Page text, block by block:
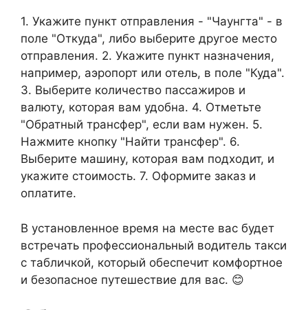
1. Укажите пункт отправления - "Чаунгта" - в
поле "Откуда", либо выберите другое место
отправления. 2. Укажите пункт назначения,
например, аэропорт или отель, в поле "Куда".
3. Выберите количество пассажиров и
валюту, которая вам удобна. 4. Отметьте
"Обратный трансфер", если вам нужен. 5.
Нажмите кнопку "Найти трансфер". 6.
Выберите машину, которая вам подходит, и
укажите стоимость. 7. Оформите заказ и
оплатите.
В установленное время на месте вас будет
встречать профессиональный водитель такси
с табличкой, который обеспечит комфортное
и безопасное путешествие для вас. 😊